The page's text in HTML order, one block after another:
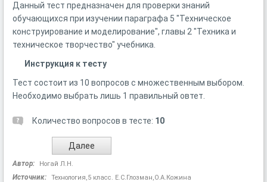
Данный тест предназначен для проверки знаний
обучающихся при изучении параграфа 5 "Техническое
конструирование и моделирование", главы 2 "Техника и
техническое творчество" учебника.
Инструкция к тесту
Тест состоит из 10 вопросов с множественным выбором.
Необходимо выбрать лишь 1 правильный овтет.
Количество вопросов в тесте: 10
Автор: Ногай Л.Н.
Источник: Технология,5 класс. Е.С.Глозман,О.А.Кожина